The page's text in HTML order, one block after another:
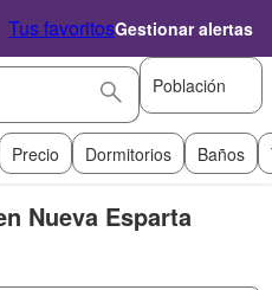
Tus favoritosGestionar alertas
Población
Precio Dormitorios Baños
Nueva Esparta